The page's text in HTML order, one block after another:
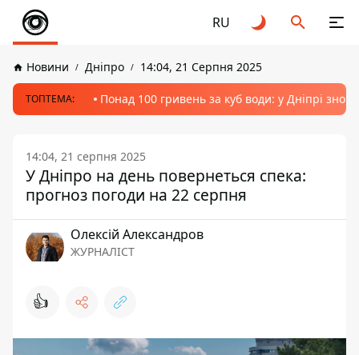
RU
Новини Дніпро 14:04, 21 Серпня 2025
ТОПТЕМА: Понад 100 гривень за куб води: у Дніпрі
14:04, 21 серпня 2025
У Дніпро на день повернеться спека:
прогноз погоди на 22 серпня
Олексій Александров
ЖУРНАЛІСТ
👍